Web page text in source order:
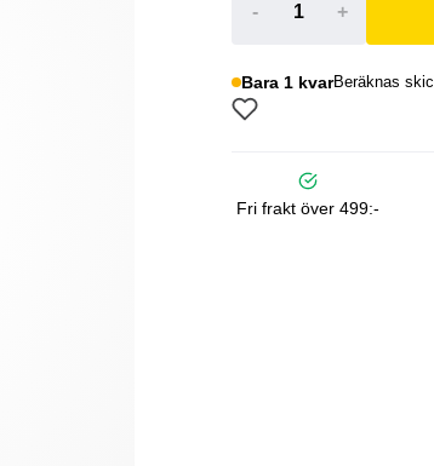
- +
Bara 1 kvarBeräknas
Fri frakt över 499:-